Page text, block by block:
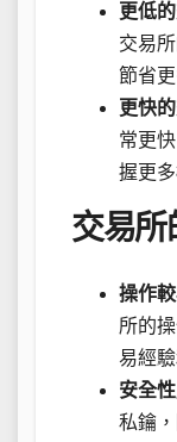
更低
交易
節省
更快
常更
握更
交易所
操作較
所的
易經
安全
私鑰